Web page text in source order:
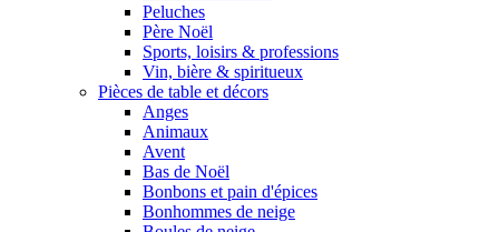
Peluches
Père Noël
Sports, loisirs & professions
Vin, bière & spiritueux
Pièces de table et décors
Anges
Animaux
Avent
Bas de Noël
Bonbons et pain d'épices
Bonhommes de neige